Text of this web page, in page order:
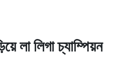
লা লিগা চ্যাম্পিয়ন